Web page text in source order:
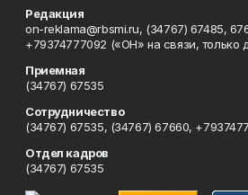
Редакция
on-reklama@rbsmi.ru, (34767) 67485,
+79374777092 («ОН» на связи, только
Приемная
(34767) 67535
Сотрудничество
(34767) 67535, (34767) 67660,
Отдел кадров
(34767) 67535